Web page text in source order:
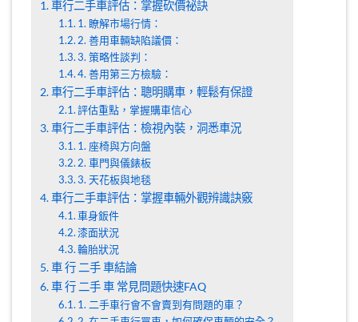
車行二手車評估：掌握砍價祕訣
1. 瞭解市場行情：
2. 善用車輛缺陷議價：
3. 策略性談判：
4. 善用第三方檢驗：
車行二手車評估：聰明購車，輕鬆有保證
評估重點，掌握購車信心
車行二手車評估：檢視內裝，洞悉車況
1. 座椅與方向盤
2. 車門與儀錶板
3. 天花板與地毯
車行二手車評估：掌握車輛外觀辨識訣竅
車身鈑件
漆面狀況
輪胎狀況
車 行 二手 車結論
車 行 二手 車 常見問題快速FAQ
1. 二手車行會不會賣到有問題的車？